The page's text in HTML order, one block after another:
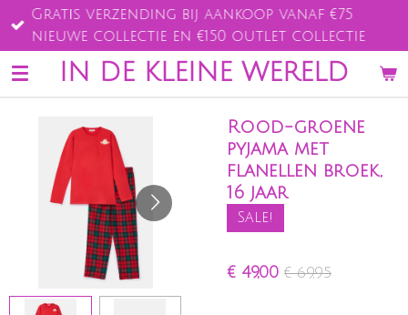
Ga
direct
naar
de
IN DE KLEINE WERELD
Gratis verzending bij aankoop vanaf €75
nieuwe collectie en €150 outlet collectie
Rood-groene
pyjama met
flanellen broek,
16 jaar
Sale!
€ 49,00 € 69,95